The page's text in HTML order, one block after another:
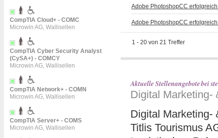
CompTIA Cloud+ - COMC
Microwin AG, Wallisellen
CompTIA Cyber Security Analyst
(CySA+) - COMCY
Microwin AG, Wallisellen
CompTIA Network+ - COMN
Microwin AG, Wallisellen
CompTIA Server+ - COMS
Microwin AG, Wallisellen
Adobe PhotoshopCC
Adobe PhotoshopCC
1 - 20 von 21 Treffer
Aktuelle Stellenangebote bei
Digital Marketing-
Digital Marketing-
Titlis Tourismus